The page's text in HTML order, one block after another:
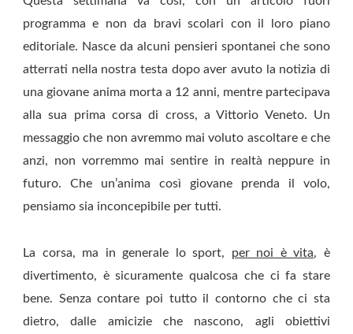
programma e non da bravi scolari con il loro piano
editoriale. Nasce da alcuni pensieri spontanei che sono
atterrati nella nostra testa dopo aver avuto la notizia di
una giovane anima morta a 12 anni, mentre partecipava
alla sua prima corsa di cross, a Vittorio Veneto. Un
messaggio che non avremmo mai voluto ascoltare e che
anzi, non vorremmo mai sentire in realtà neppure in
futuro. Che un’anima così giovane prenda il volo,
pensiamo sia inconcepibile per tutti.
La corsa, ma in generale lo sport, per noi è vita, è
divertimento, è sicuramente qualcosa che ci fa stare
bene. Senza contare poi tutto il contorno che ci sta
dietro, dalle amicizie che nascono, agli obiettivi